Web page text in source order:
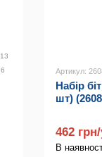
Артикул:
Набір
шт)
462
В
13
6